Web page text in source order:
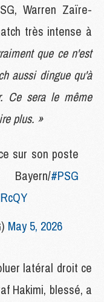
Warren Zaïre-
très intense à
que ce n'est
aussi dingue qu'à
Ce sera le même
plus. »
sur son poste
#PSG
May 5, 2026
latéral droit ce
Hakimi, blessé, a